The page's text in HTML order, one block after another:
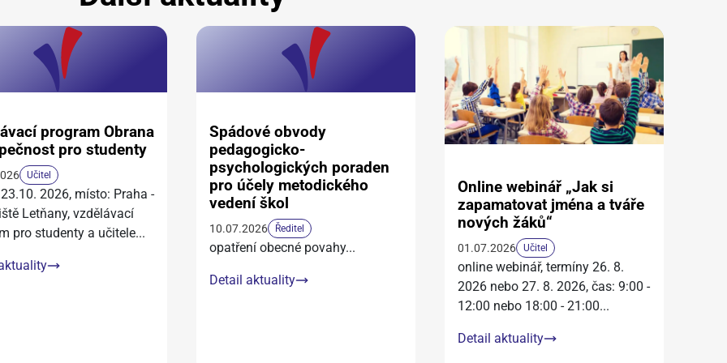
program Obrana
pro studenty
Učitel
2026, místo: Praha -
Letňany, vzdělávací
pro studenty a učitele...
Spádové obvody
pedagogicko-
psychologických poraden
pro účely metodického
vedení škol
10.07.2026 Ředitel
opatření obecné povahy...
Detail aktuality
Online webinář „Jak si
zapamatovat jména a tváře
nových žáků“
01.07.2026 Učitel
online webinář, termíny 26. 8.
2026 nebo 27. 8. 2026, čas: 9:00 -
12:00 nebo 18:00 - 21:00...
Detail aktuality